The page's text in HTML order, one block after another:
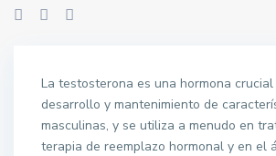
La testosterona es una hormona
desarrollo y mantenimiento de
masculinas, y se utiliza a menudo en
terapia de reemplazo hormonal y en el